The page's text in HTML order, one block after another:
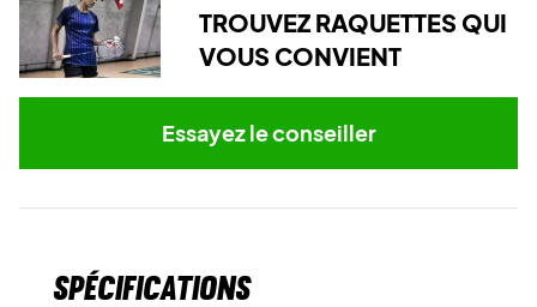
TROUVEZ RAQUETTES QUI
VOUS CONVIENT
Essayez le conseiller
Spécifications